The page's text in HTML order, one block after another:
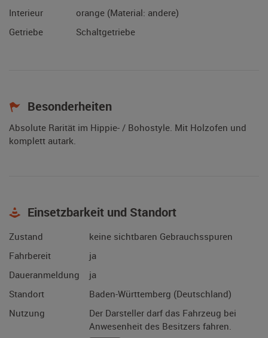
Interieur
orange (Material: andere)
Getriebe
Schaltgetriebe
Besonderheiten
Absolute Rarität im Hippie- / Bohostyle. Mit Holzofen und
komplett autark.
Einsetzbarkeit und Standort
Zustand
keine sichtbaren Gebrauchsspuren
Fahrbereit
ja
Daueranmeldung
ja
Standort
Baden-Württemberg (Deutschland)
Nutzung
Der Darsteller darf das Fahrzeug bei
Anwesenheit des Besitzers fahren.